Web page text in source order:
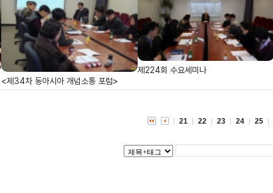
<제34차 동아시아 개념소통 포럼>
제224회 수요세미나
21 22 23 24 25